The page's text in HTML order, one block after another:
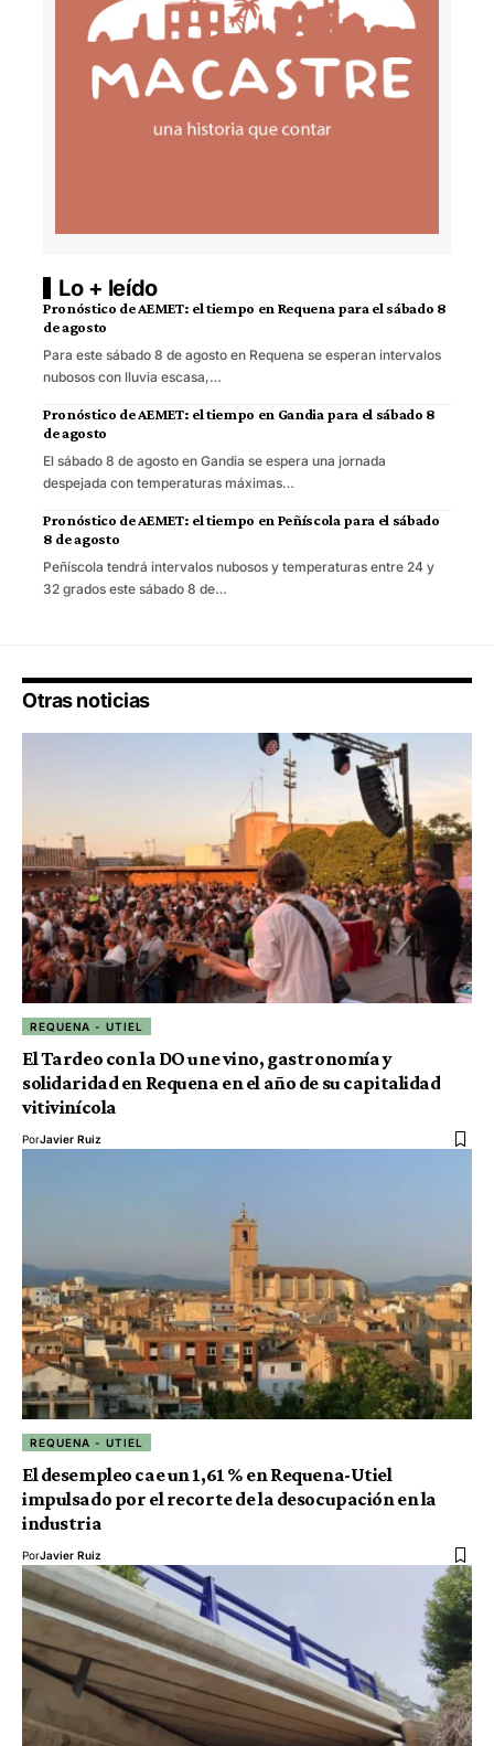
Lo + leído
Pronóstico de AEMET: el tiempo en Requena para el sábado 8
de agosto
Para este sábado 8 de agosto en Requena se esperan intervalos
nubosos con lluvia escasa,…
Pronóstico de AEMET: el tiempo en Gandia para el sábado 8
de agosto
El sábado 8 de agosto en Gandia se espera una jornada
despejada con temperaturas máximas…
Pronóstico de AEMET: el tiempo en Peñíscola para el sábado
8 de agosto
Peñíscola tendrá intervalos nubosos y temperaturas entre 24 y
32 grados este sábado 8 de…
Otras noticias
REQUENA - UTIEL
El Tardeo con la DO une vino, gastronomía y
solidaridad en Requena en el año de su capitalidad
vitivinícola
PorJavier Ruiz
REQUENA - UTIEL
El desempleo cae un 1,61 % en Requena-Utiel
impulsado por el recorte de la desocupación en la
industria
PorJavier Ruiz